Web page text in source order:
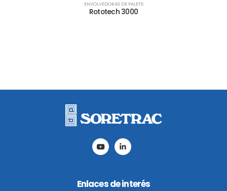
ENVOLVEDORAS DE PALETS
Rototech 3000
Enlaces de interés